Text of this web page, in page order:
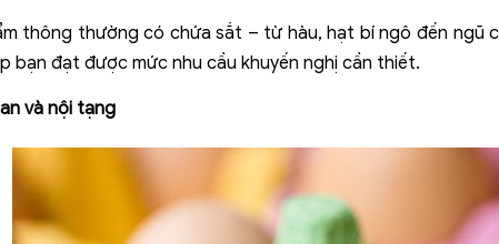
thông thường có chứa sắt – từ hàu, hạt bí ngô đến
bạn đạt được mức nhu cầu khuyến nghị cần thiết.
và nội tạng